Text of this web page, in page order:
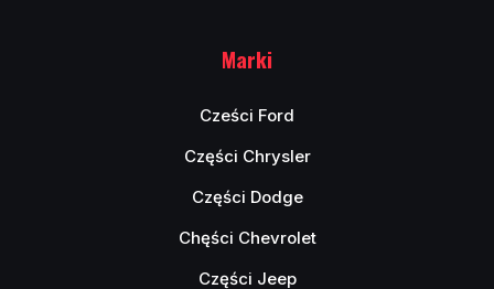
Marki
Cześci Ford
Części Chrysler
Części Dodge
Chęści Chevrolet
Części Jeep